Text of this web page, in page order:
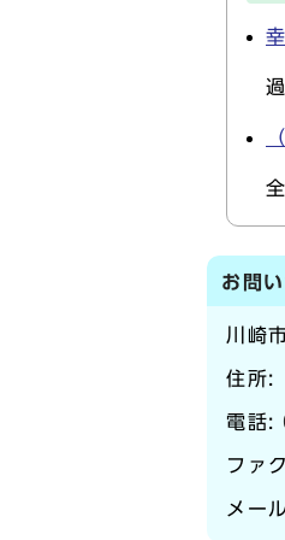
お問
川崎
住所:
電話:
ファ
メー